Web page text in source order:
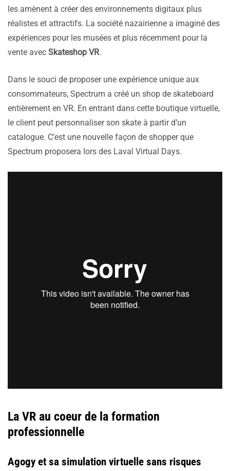
les amènent à créer des environnements digitaux plus
réalistes et attractifs. La société nazairienne a imaginé des
expériences pour les musées et plus récemment pour la
vente avec Skateshop VR.
Dans le souci de proposer une expérience unique aux
consommateurs, Spectrum a créé un shop de skateboard
entièrement en VR. En entrant dans cette boutique virtuelle,
le client peut personnaliser son skate à partir d’un
catalogue. C’est une nouvelle façon de shopper que
Spectrum proposera lors des Laval Virtual Days.
La VR au coeur de la formation
professionnelle
Agogy et sa simulation virtuelle sans risques